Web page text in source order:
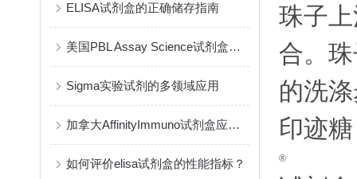
ELISA试剂盒的正确储存指南
美国PBL Assay Science试剂盒的原理与检测方法
Sigma实验试剂的多领域应用
加拿大AffinityImmuno试剂盒应存储在通风良好的地方
如何评价elisa试剂盒的性能指标？
珠子
合。
的洗
印迹糖
®